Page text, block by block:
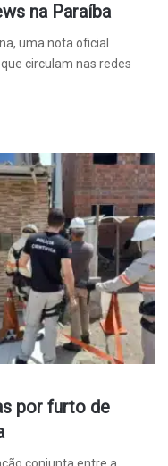
na Paraíba
uma nota oficial
circulam nas redes
por furto de